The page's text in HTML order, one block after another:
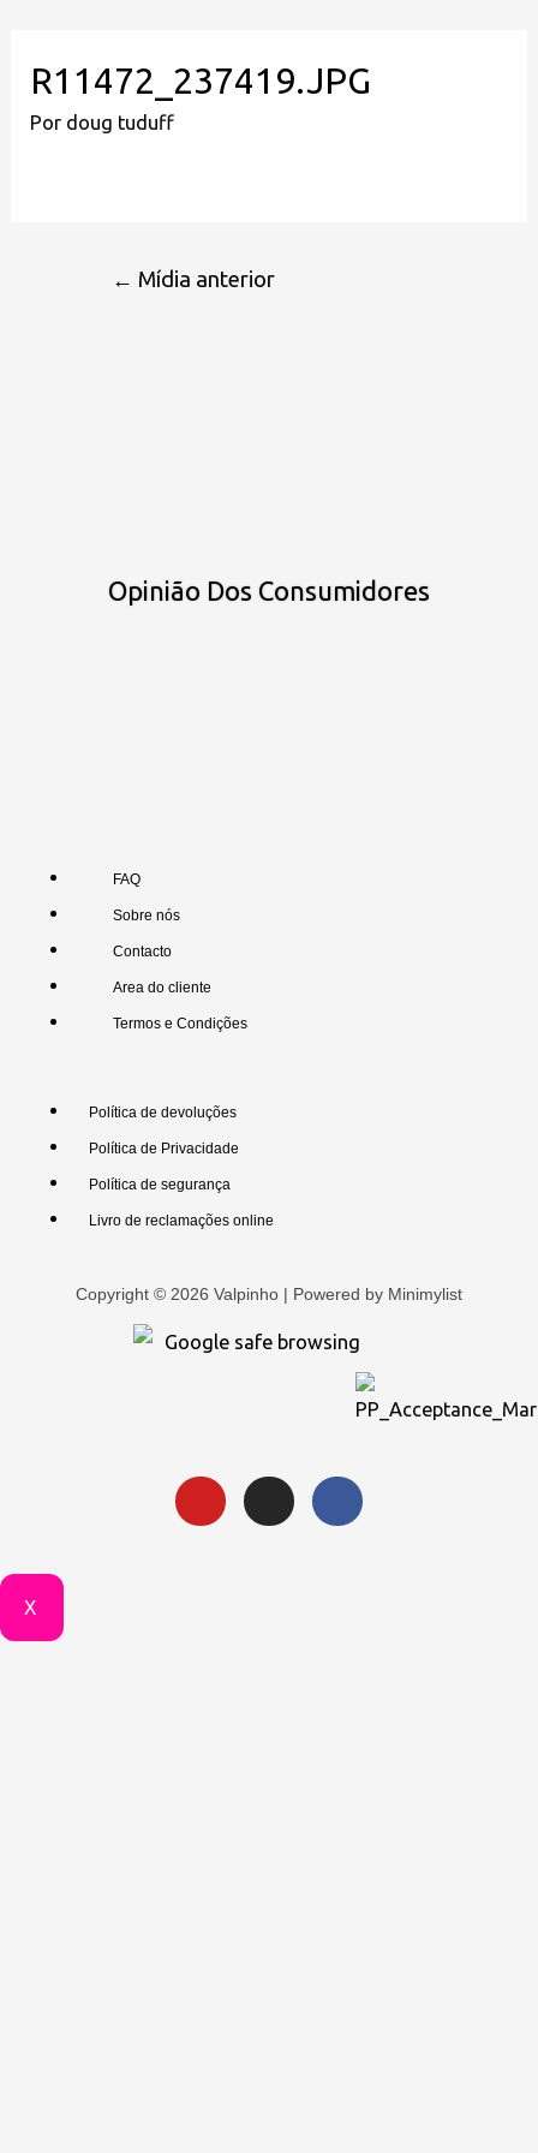
R11472_237419.JPG
Por doug tuduff
← Mídia anterior
Opinião Dos Consumidores
FAQ
Sobre nós
Contacto
Area do cliente
Termos e Condições
Política de devoluções
Política de Privacidade
Política de segurança
Livro de reclamações online
Copyright © 2026 Valpinho | Powered by Minimylist
X